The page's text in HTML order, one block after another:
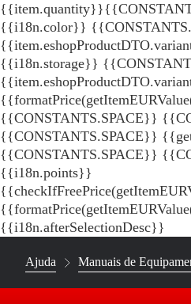
{{i18n.color}}
{{i18n.storage}}
{{CONSTANTS.SPACE}}
{{CONSTANTS.SPACE}}
{{CONSTANTS.SPACE}}
{{i18n.points}}
{{i18n.afterSelectionDesc}}
Ajuda Manuais de